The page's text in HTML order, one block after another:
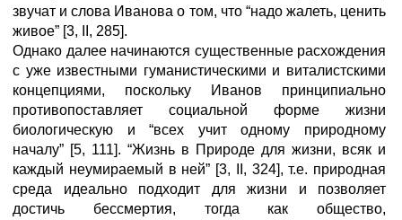
звучат и слова Иванова о том, что “надо жалеть, ценить
живое” [3, II, 285].
Однако далее начинаются существенные расхождения
с уже известными гуманистическими и виталистскими
концепциями, поскольку Иванов принципиально
противопоставляет социальной форме жизни
биологическую и “всех учит одному природному
началу” [5, 111]. “Жизнь в Природе для жизни, всяк и
каждый неумираемый в ней” [3, II, 324], т.е. природная
среда идеально подходит для жизни и позволяет
достичь бессмертия, тогда как общество,